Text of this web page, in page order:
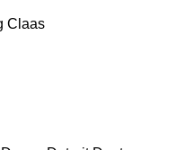
Claas